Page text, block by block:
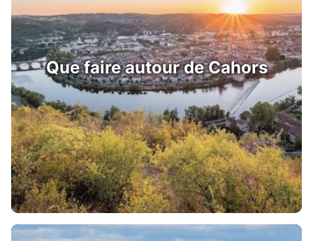
Que faire autour de Cahors